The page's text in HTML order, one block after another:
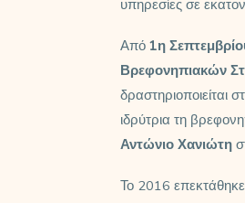
υπηρεσίες σε
Από 1η
Βρεφονηπιακών
ιδρύτρια τη
Αντώνιο Χανιώτη
Το 2016 επεκτάθηκε